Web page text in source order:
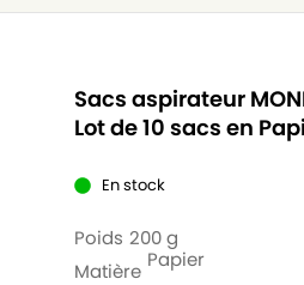
Sacs aspirateur
Lot de 10 sacs en
En stock
Poids 200 g
Matière Papier